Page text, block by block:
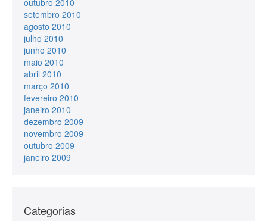
setembro 2010
agosto 2010
julho 2010
junho 2010
maio 2010
abril 2010
março 2010
fevereiro 2010
janeiro 2010
dezembro 2009
novembro 2009
outubro 2009
janeiro 2009
Categorias